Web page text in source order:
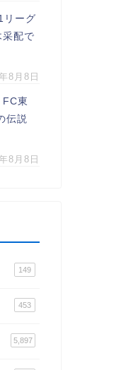
リーグ
采配で
8月8日
FC東
伝説
8月8日
149
453
5,897